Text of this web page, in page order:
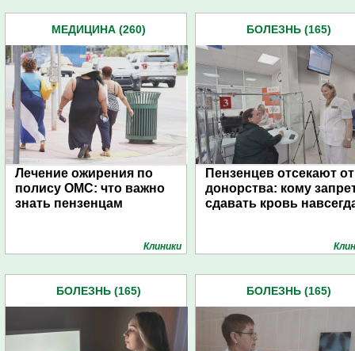
МЕДИЦИНА (260)
Лечение ожирения по
полису ОМС: что важно
знать пензенцам
Клиники
БОЛЕЗНЬ (165)
Пензенцев отсекают от
донорства: кому
сдавать кровь
БОЛЕЗНЬ (165) БОЛЕЗНЬ (165)